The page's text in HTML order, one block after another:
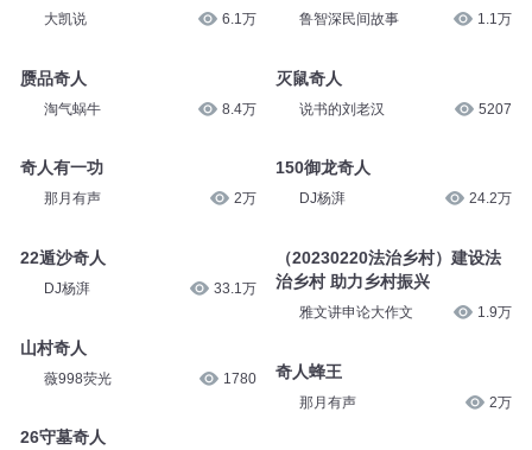
大凯说 6.1万
赝品奇人
淘气蜗牛 8.4万
奇人有一功
那月有声 2万
22遁沙奇人
DJ杨湃 33.1万
山村奇人
薇998荧光 1780
26守墓奇人
鲁智深民间故事 1.1万
灭鼠奇人
说书的刘老汉 5207
150御龙奇人
DJ杨湃 24.2万
（20230220法治乡村）建设法
治乡村 助力乡村振兴
雅文讲申论大作文 1.9万
奇人蜂王
那月有声 2万